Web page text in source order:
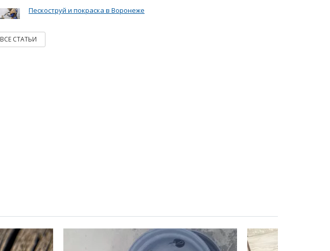
Пескоструй и покраска в Воронеже
ВСЕ СТАТЬИ